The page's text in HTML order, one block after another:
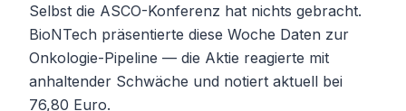
Selbst die ASCO-Konferenz hat nichts gebracht.
BioNTech präsentierte diese Woche Daten zur
Onkologie-Pipeline — die Aktie reagierte mit
anhaltender Schwäche und notiert aktuell bei
76,80 Euro.